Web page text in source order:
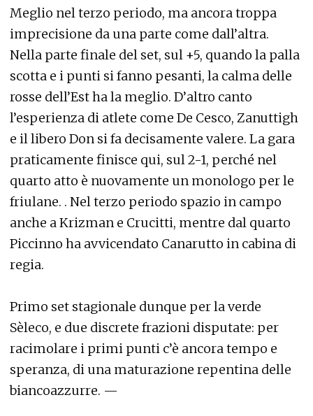
Meglio nel terzo periodo, ma ancora troppa
imprecisione da una parte come dall’altra.
Nella parte finale del set, sul +5, quando la palla
scotta e i punti si fanno pesanti, la calma delle
rosse dell’Est ha la meglio. D’altro canto
l’esperienza di atlete come De Cesco, Zanuttigh
e il libero Don si fa decisamente valere. La gara
praticamente finisce qui, sul 2-1, perché nel
quarto atto è nuovamente un monologo per le
friulane. . Nel terzo periodo spazio in campo
anche a Krizman e Crucitti, mentre dal quarto
Piccinno ha avvicendato Canarutto in cabina di
regia.
Primo set stagionale dunque per la verde
Sèleco, e due discrete frazioni disputate: per
racimolare i primi punti c’è ancora tempo e
speranza, di una maturazione repentina delle
biancoazzurre. —